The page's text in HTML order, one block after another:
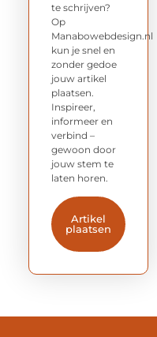
te schrijven?
Op
Manabowebdesign.nl
kun je snel en
zonder gedoe
jouw artikel
plaatsen.
Inspireer,
informeer en
verbind –
gewoon door
jouw stem te
laten horen.
Artikel
plaatsen